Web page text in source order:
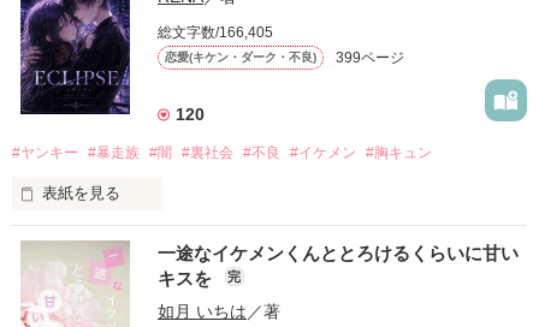
モテる人を好きになるのが怖かった。
だから私は、中学時代に大好きだった彼を自分から振った。
もう会うことはないと思っていたのに、
高校生になって再会した彼は、隣の学校で”王子様”と呼ばれる
他の女の子には冷たいのに
私にだけ昔と変わらない笑顔を向けてくる。
「澪ちゃん。」
総文字数/166,405
恋愛(キケン・ダーク・不良) 399ページ
120
#ヤンキー #暴走族 #闇 #裏社会 #不良 #イケメン #胸キュン
表紙を見る
表紙画像はAIです
作品を読む
一途なイケメンくんととろけるくらいに甘い
キスを
完
如月 いちは ／著